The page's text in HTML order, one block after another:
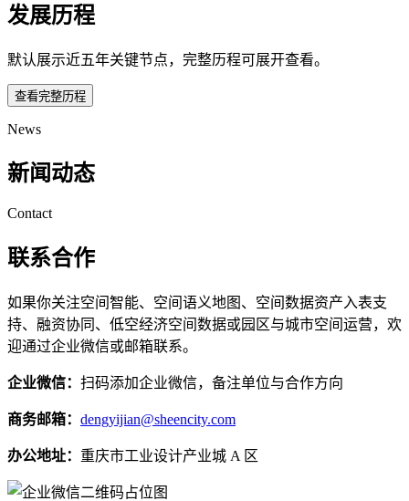
发展历程
默认展示近五年关键节点，完整历程可展开查看。
查看完整历程
News
新闻动态
Contact
联系合作
如果你关注空间智能、空间语义地图、空间数据资产入表支
持、融资协同、低空经济空间数据或园区与城市空间运营，欢
迎通过企业微信或邮箱联系。
企业微信： 扫码添加企业微信，备注单位与合作方向
商务邮箱： dengyijian@sheencity.com
办公地址： 重庆市工业设计产业城 A 区